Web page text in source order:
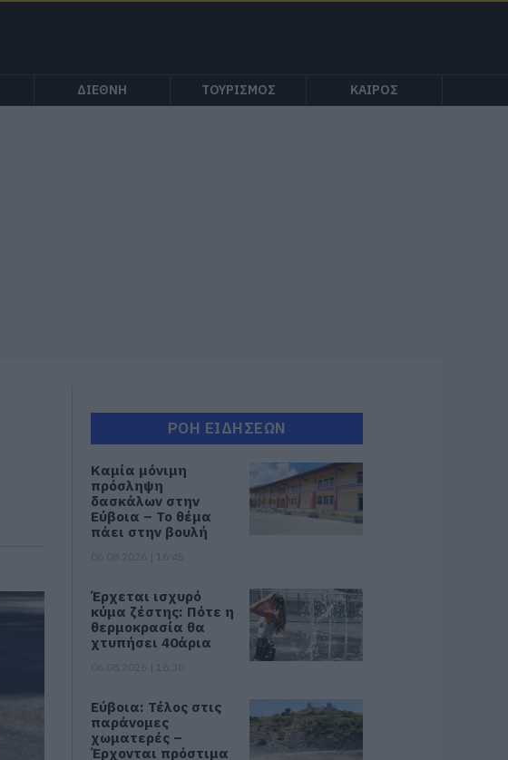
ΔΙΕΘΝΗ ΤΟΥΡΙΣΜΟΣ ΚΑΙΡΟΣ
ΡΟΗ ΕΙΔΗΣΕΩΝ
Καμία μόνιμη
πρόσληψη
δασκάλων στην
Εύβοια – Το θέμα
πάει στην βουλή
Έρχεται ισχυρό
κύμα ζέστης: Πότε η
θερμοκρασία θα
χτυπήσει 40άρια
Εύβοια: Τέλος στις
παράνομες
χωματερές –
Έρχονται πρόστιμα